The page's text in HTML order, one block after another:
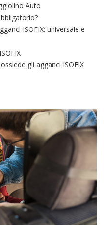
Auto
ISOFIX: universale e
gli agganci ISOFIX